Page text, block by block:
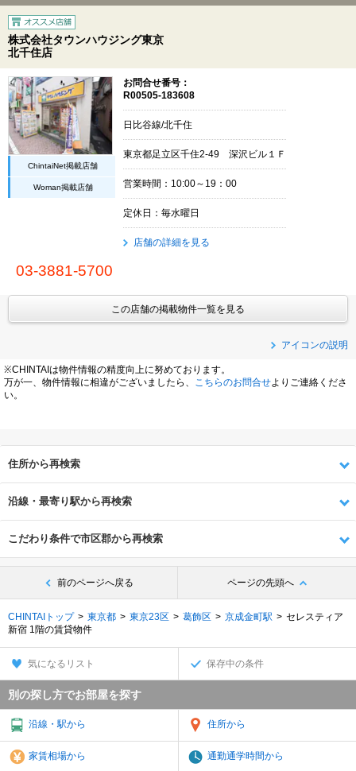
株式会社タウンハウジング東京
北千住店
ChintaiNet掲載店舗
Woman掲載店舗
お問合せ番号：
R00505-183608
日比谷線/北千住
東京都足立区千住2-49 深沢ビル１Ｆ
営業時間：10:00～19：00
定休日：毎水曜日
店舗の詳細を見る
03-3881-5700
この店舗の掲載物件一覧を見る
アイコンの説明
※CHINTAIは物件情報の精度向上に努めております。
万が一、物件情報に相違がございましたら、
こちらのお問合せよりご連絡くださ
い。
住所から再検索
沿線・最寄り駅から再検索
こだわり条件で市区郡から再検索
前のページへ戻る ページの先頭へ
CHINTAIトップ 東京都 東京23区 葛飾区 京成金町駅
セレスティア
新宿 1階の賃貸物件
気になるリスト 保存中の条件
別の探し方でお部屋を探す
沿線・駅から 住所から
家賃相場から 通勤通学時間から